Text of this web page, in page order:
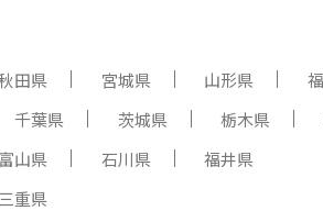
田県 宮城県 山形県
千葉県 茨城県 栃木県
富山県 石川県 福井県
三重県